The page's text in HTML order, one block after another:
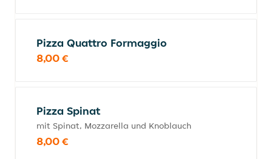
Pizza Quattro Formaggio
8,00 €
Pizza Spinat
mit Spinat, Mozzarella und Knoblauch
8,00 €